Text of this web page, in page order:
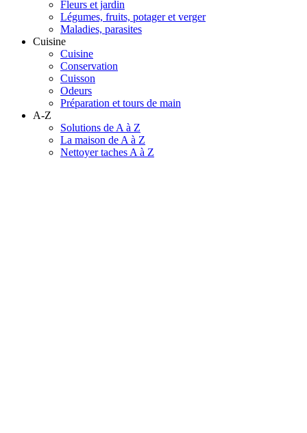
Fleurs et jardin
Légumes, fruits, potager et verger
Maladies, parasites
Cuisine
Cuisine
Conservation
Cuisson
Odeurs
Préparation et tours de main
A-Z
Solutions de A à Z
La maison de A à Z
Nettoyer taches A à Z